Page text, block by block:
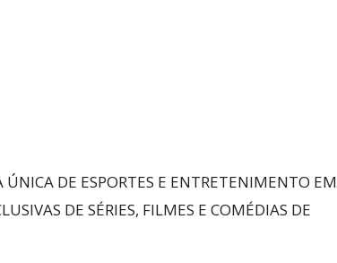
DE ESPORTES E ENTRETENIMENTO EM
DE SÉRIES, FILMES E COMÉDIAS DE